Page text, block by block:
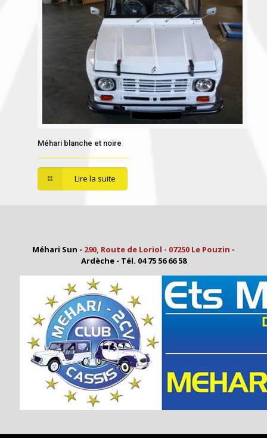
Méhari blanche et noire
Lire la suite
Méhari Sun - 290, Route de Loriol - 07250 Le Pouzin -
Ardèche - Tél. 04 75 56 66 58